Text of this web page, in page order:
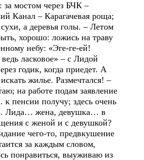
за мостом через БЧК –
Канал – Карагачевая роща;
сухи, а деревья голы. – Летом
хорошо: ложись на траву
небу: «Эге-ге-ей!
ласковое» – с Лидой
годик, когда приедет. А
жилье. Размечтался! –
на работе подам заявление
пенсии получу; здесь очень
Лида… жена, девушка… в
с женой и с девушкой?
чего-то, предвкушение
за каждым словом,
понравиться, выуживаю из